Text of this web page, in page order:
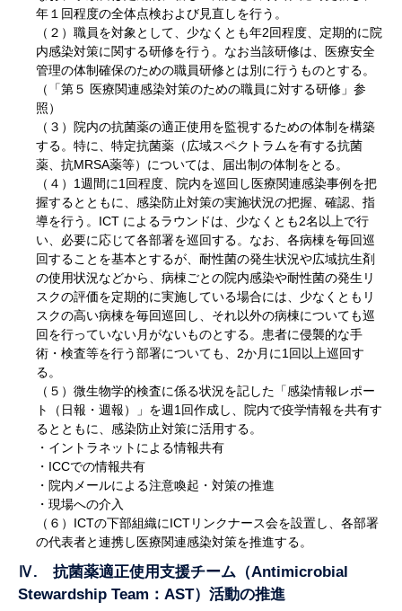
年１回程度の全体点検および見直しを行う。
（２）職員を対象として、少なくとも年2回程度、定期的に院
内感染対策に関する研修を行う。なお当該研修は、医療安全
管理の体制確保のための職員研修とは別に行うものとする。
（「第５ 医療関連感染対策のための職員に対する研修」参
照）
（３）院内の抗菌薬の適正使用を監視するための体制を構築
する。特に、特定抗菌薬（広域スペクトラムを有する抗菌
薬、抗MRSA薬等）については、届出制の体制をとる。
（４）1週間に1回程度、院内を巡回し医療関連感染事例を把
握するとともに、感染防止対策の実施状況の把握、確認、指
導を行う。ICT によるラウンドは、少なくとも2名以上で行
い、必要に応じて各部署を巡回する。なお、各病棟を毎回巡
回することを基本とするが、耐性菌の発生状況や広域抗生剤
の使用状況などから、病棟ごとの院内感染や耐性菌の発生リ
スクの評価を定期的に実施している場合には、少なくともリ
スクの高い病棟を毎回巡回し、それ以外の病棟についても巡
回を行っていない月がないものとする。患者に侵襲的な手
術・検査等を行う部署についても、2か月に1回以上巡回す
る。
（５）微生物学的検査に係る状況を記した「感染情報レポー
ト（日報・週報）」を週1回作成し、院内で疫学情報を共有す
るとともに、感染防止対策に活用する。
・イントラネットによる情報共有
・ICCでの情報共有
・院内メールによる注意喚起・対策の推進
・現場への介入
（６）ICTの下部組織にICTリンクナース会を設置し、各部署
の代表者と連携し医療関連感染対策を推進する。
Ⅳ. 抗菌薬適正使用支援チーム（Antimicrobial
Stewardship Team：AST）活動の推進